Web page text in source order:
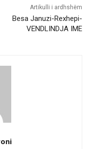
Artikulli i ardhshëm
Besa Januzi-Rexhepi-
VENDLINDJA IME